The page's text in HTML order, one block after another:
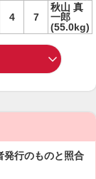
4 7
秋山 真
一郎
(55.0kg)
発行のものと照合